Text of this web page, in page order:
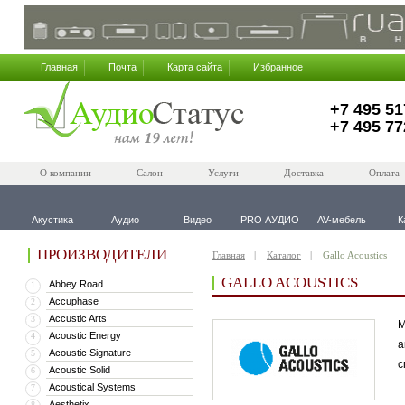
Главная Почта Карта сайта Избранное
+7 495
+7 495
О компании Салон Услуги Доставка Оплата
Акустика Аудио Видео PRO АУДИО AV-мебель
ПРОИЗВОДИТЕЛИ
1 Abbey Road
2 Accuphase
3 Accustic Arts
4 Acoustic Energy
5 Acoustic Signature
6 Acoustic Solid
7 Acoustical Systems
Главная Каталог Gallo Acoustics
GALLO ACOUSTICS